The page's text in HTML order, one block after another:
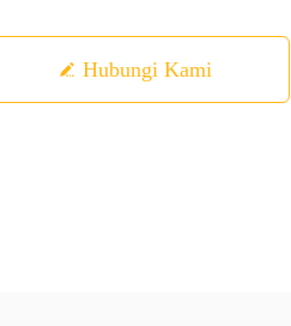
Hubungi Kami